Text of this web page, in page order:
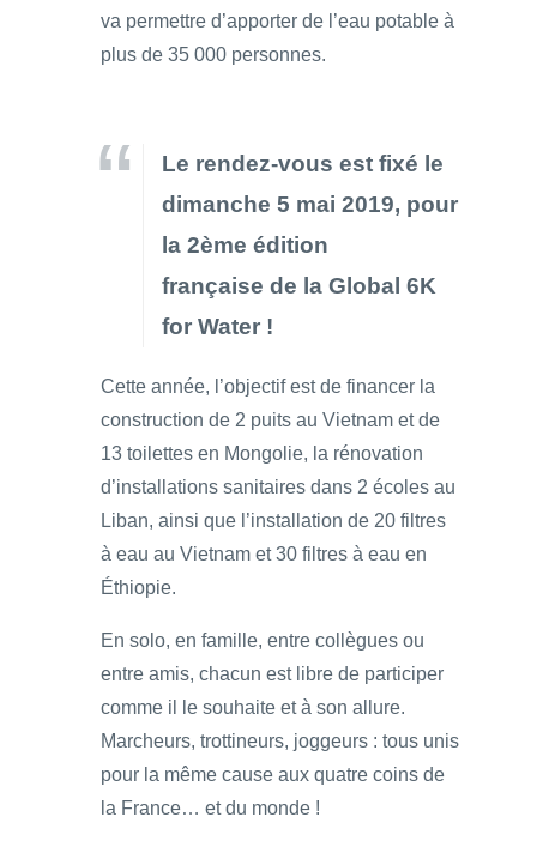
va permettre d’apporter de l’eau potable à
plus de 35 000 personnes.
Le rendez-vous est fixé le
dimanche 5 mai 2019, pour
la 2ème édition
française de la Global 6K
for Water !
Cette année, l’objectif est de financer la
construction de 2 puits au Vietnam et de
13 toilettes en Mongolie, la rénovation
d’installations sanitaires dans 2 écoles au
Liban, ainsi que l’installation de 20 filtres
à eau au Vietnam et 30 filtres à eau en
Éthiopie.
En solo, en famille, entre collègues ou
entre amis, chacun est libre de participer
comme il le souhaite et à son allure.
Marcheurs, trottineurs, joggeurs : tous unis
pour la même cause aux quatre coins de
la France… et du monde !